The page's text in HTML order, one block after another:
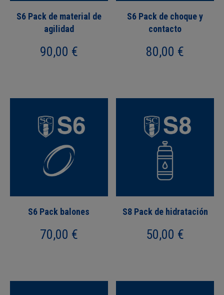
S6 Pack de material de
agilidad
90,00 €
S6 Pack de choque y
contacto
80,00 €
S6 Pack balones
70,00 €
S8 Pack de hidratación
50,00 €